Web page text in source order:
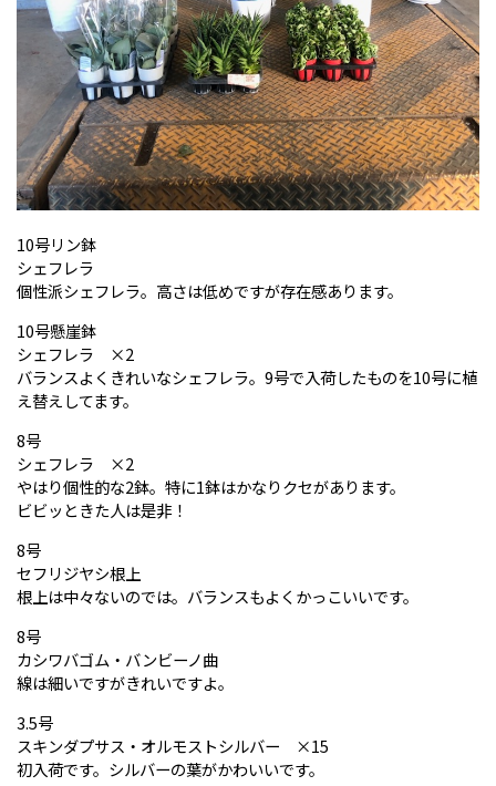
10号リン鉢
シェフレラ
個性派シェフレラ。高さは低めですが存在感あります。
10号懸崖鉢
シェフレラ ×2
バランスよくきれいなシェフレラ。9号で入荷したものを10号に植
え替えしてます。
8号
シェフレラ ×2
やはり個性的な2鉢。特に1鉢はかなりクセがあります。
ビビッときた人は是非！
8号
セフリジヤシ根上
根上は中々ないのでは。バランスもよくかっこいいです。
8号
カシワバゴム・バンビーノ曲
線は細いですがきれいですよ。
3.5号
スキンダプサス・オルモストシルバー ×15
初入荷です。シルバーの葉がかわいいです。